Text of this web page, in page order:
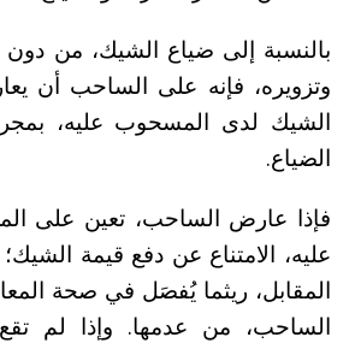
بالنسبة إلى ضياع الشيك، من دون
وتزويره، فإنه على الساحب أن
الشيك لدى المسحوب عليه،
الضياع.
فإذا عارض الساحب، تعين على
عليه، الامتناع عن دفع قيمة
المقابل، ريثما يُفصَل في صحة
الساحب، من عدمها. وإذا لم تقع